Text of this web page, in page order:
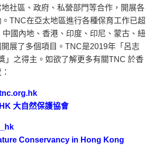
社區、政府、私營部門等合作，開展各
TNC在亞太地區進行各種保育工作已超
國 內地 、香港、印度、印尼、蒙古、紐
展了多個項目。TNC是2019年「呂志
」之得主。如欲了解更多有關TNC 於香
大自然保護協會
Conservancy in Hong Kong